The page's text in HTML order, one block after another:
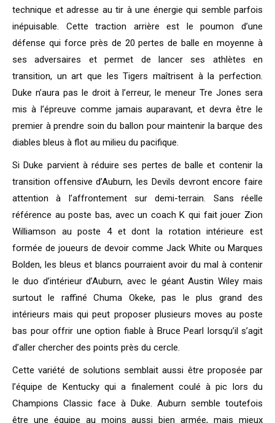
technique et adresse au tir à une énergie qui semble parfois
inépuisable. Cette traction arrière est le poumon d’une
défense qui force près de 20 pertes de balle en moyenne à
ses adversaires et permet de lancer ses athlètes en
transition, un art que les Tigers maîtrisent à la perfection.
Duke n’aura pas le droit à l’erreur, le meneur Tre Jones sera
mis à l’épreuve comme jamais auparavant, et devra être le
premier à prendre soin du ballon pour maintenir la barque des
diables bleus à flot au milieu du pacifique.
Si Duke parvient à réduire ses pertes de balle et contenir la
transition offensive d’Auburn, les Devils devront encore faire
attention à l’affrontement sur demi-terrain. Sans réelle
référence au poste bas, avec un coach K qui fait jouer Zion
Williamson au poste 4 et dont la rotation intérieure est
formée de joueurs de devoir comme Jack White ou Marques
Bolden, les bleus et blancs pourraient avoir du mal à contenir
le duo d’intérieur d’Auburn, avec le géant Austin Wiley mais
surtout le raffiné Chuma Okeke, pas le plus grand des
intérieurs mais qui peut proposer plusieurs moves au poste
bas pour offrir une option fiable à Bruce Pearl lorsqu’il s’agit
d’aller chercher des points près du cercle.
Cette variété de solutions semblait aussi être proposée par
l’équipe de Kentucky qui a finalement coulé à pic lors du
Champions Classic face à Duke. Auburn semble toutefois
être une équipe au moins aussi bien armée, mais mieux